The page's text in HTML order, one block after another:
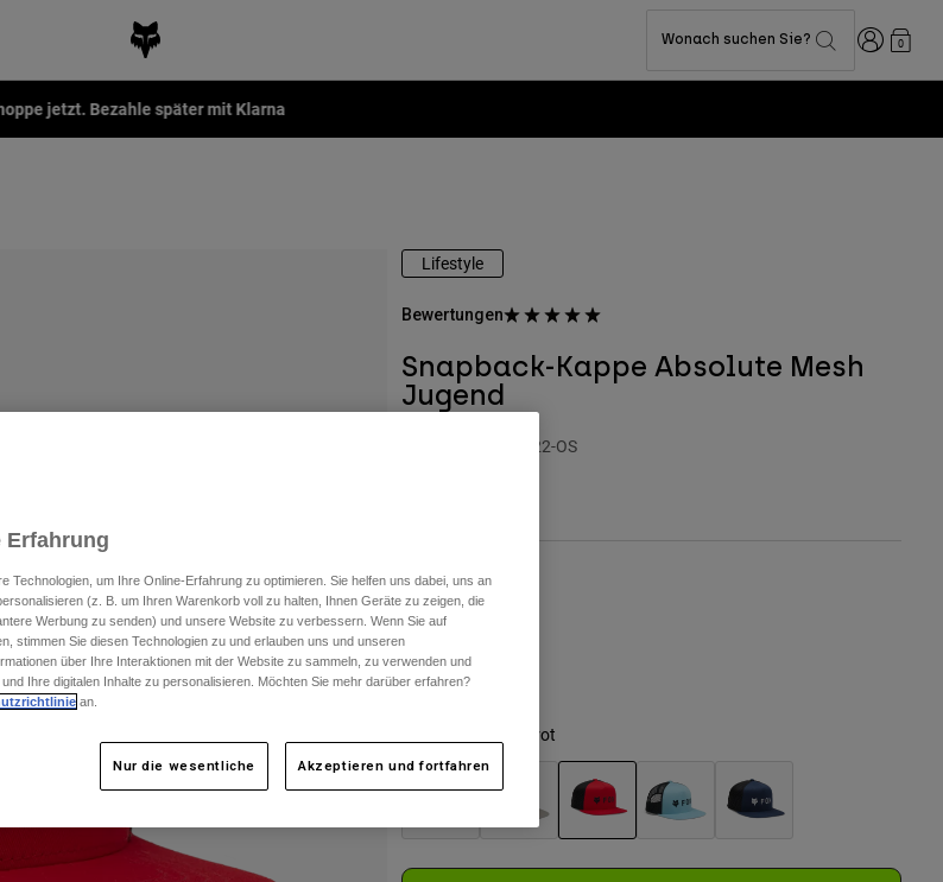
Wonach suchen Sie? Anmelden
0
jetzt. Bezahle später mit Klarna
Lifestyle
Bewertungen
Snapback-Kappe Absolute Mesh
Jugend
31802-122-OS
ausgewählt
Flammenrot
Erfahrung
Technologien, um Ihre Online-Erfahrung zu optimieren. Sie helfen uns dabei, uns an
(z. B. um Ihren Warenkorb voll zu halten, Ihnen Geräte zu zeigen, die
Werbung zu senden) und unsere Website zu verbessern. Wenn Sie auf
stimmen Sie diesen Technologien zu und erlauben uns und unseren
über Ihre Interaktionen mit der Website zu sammeln, zu verwenden und
Ihre digitalen Inhalte zu personalisieren. Möchten Sie mehr darüber erfahren?
an.
Nur die wesentliche Akzeptieren und fortfahren